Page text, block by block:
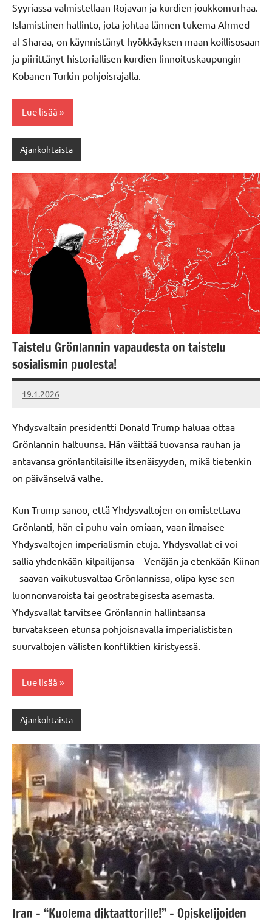
Syyriassa valmistellaan Rojavan ja kurdien joukkomurhaa.
Islamistinen hallinto, jota johtaa lännen tukema Ahmed
al-Sharaa, on käynnistänyt hyökkäyksen maan koillisosaan
ja piirittänyt historiallisen kurdien linnoituskaupungin
Kobanen Turkin pohjoisrajalla.
Lue lisää
Ajankohtaista
Taistelu Grönlannin vapaudesta on taistelu
sosialismin puolesta!
19.1.2026
Vallankumous
Yhdysvaltain presidentti Donald Trump haluaa ottaa
Grönlannin haltuunsa. Hän väittää tuovansa rauhan ja
antavansa grönlantilaisille itsenäisyyden, mikä tietenkin
on päivänselvä valhe.
Kun Trump sanoo, että Yhdysvaltojen on omistettava
Grönlanti, hän ei puhu vain omiaan, vaan ilmaisee
Yhdysvaltojen imperialismin etuja. Yhdysvallat ei voi
sallia yhdenkään kilpailijansa – Venäjän ja etenkään Kiinan
– saavan vaikutusvaltaa Grönlannissa, olipa kyse sen
luonnonvaroista tai geostrategisesta asemasta.
Yhdysvallat tarvitsee Grönlannin hallintaansa
turvatakseen etunsa pohjoisnavalla imperialististen
suurvaltojen välisten konfliktien kiristyessä.
Lue lisää
Ajankohtaista
Iran – “Kuolema diktaattorille!” – Opiskelijoiden